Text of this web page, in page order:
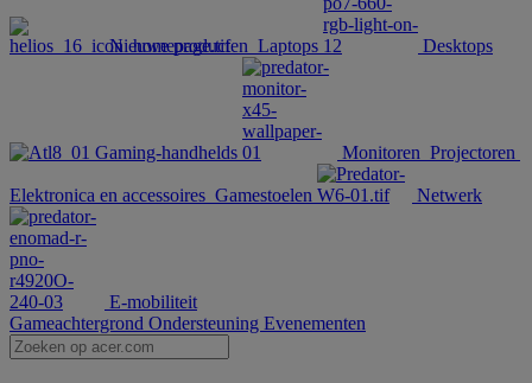
Nieuwe producten Laptops Desktops
Gaming-handhelds Monitoren Projectoren
Elektronica en accessoires Gamestoelen Netwerk
E-mobiliteit
Gameachtergrond Ondersteuning Evenementen